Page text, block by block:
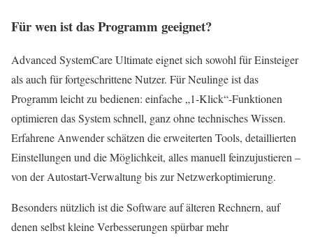
Für wen ist das Programm geeignet?
Advanced SystemCare Ultimate eignet sich sowohl für Einsteiger
als auch für fortgeschrittene Nutzer. Für Neulinge ist das
Programm leicht zu bedienen: einfache „1‑Klick“-Funktionen
optimieren das System schnell, ganz ohne technisches Wissen.
Erfahrene Anwender schätzen die erweiterten Tools, detaillierten
Einstellungen und die Möglichkeit, alles manuell feinzujustieren –
von der Autostart-Verwaltung bis zur Netzwerkoptimierung.
Besonders nützlich ist die Software auf älteren Rechnern, auf
denen selbst kleine Verbesserungen spürbar mehr